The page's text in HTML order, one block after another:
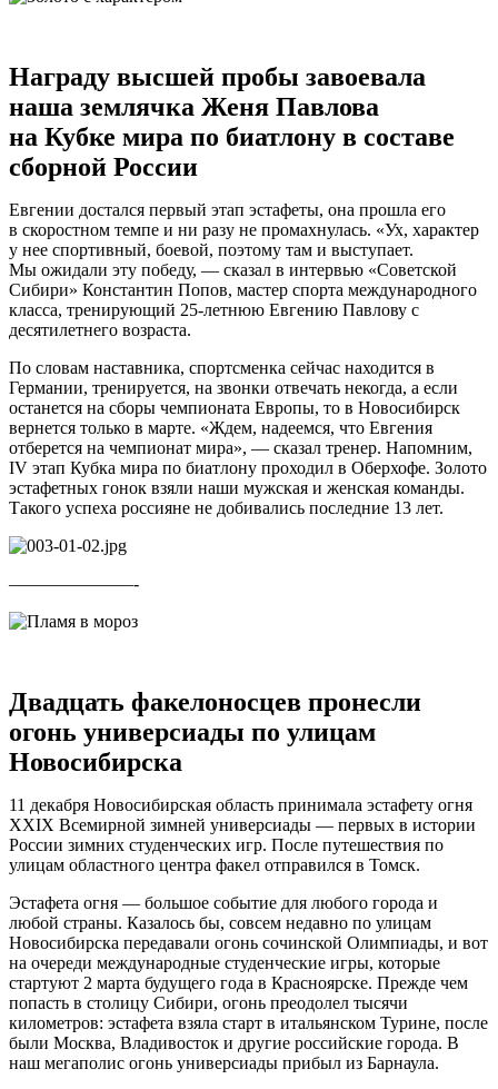
Награду высшей пробы завоевала
наша землячка Женя Павлова
на Кубке мира по биатлону в составе
сборной России
Евгении достался первый этап эстафеты, она прошла его
в скоростном темпе и ни разу не промахнулась. «Ух, характер
у нее спортивный, боевой, поэтому там и выступает.
Мы ожидали эту победу, — сказал в интервью «Советской
Сибири» Константин Попов, мастер спорта международного
класса, тренирующий 25-летнюю Евгению Павлову с
десятилетнего возраста.
По словам наставника, спортсменка сейчас находится в
Германии, тренируется, на звонки отвечать некогда, а если
останется на сборы чемпионата Европы, то в Новосибирск
вернется только в марте. «Ждем, надеемся, что Евгения
отберется на чемпионат мира», — сказал тренер. Напомним,
IV этап Кубка мира по биатлону проходил в Оберхофе. Золото
эстафетных гонок взяли наши мужская и женская команды.
Такого успеха россияне не добивались последние 13 лет.
———————-
Двадцать факелоносцев пронесли
огонь универсиады по улицам
Новосибирска
11 декабря Новосибирская область принимала эстафету огня
XXIX Всемирной зимней универсиады — первых в истории
России зимних студенческих игр. После путешествия по
улицам областного центра факел отправился в Томск.
Эстафета огня — большое событие для любого города и
любой страны. Казалось бы, совсем недавно по улицам
Новосибирска передавали огонь сочинской Олимпиады, и вот
на очереди международные студенческие игры, которые
стартуют 2 марта будущего года в Красноярске. Прежде чем
попасть в столицу Сибири, огонь преодолел тысячи
километров: эстафета взяла старт в итальянском Турине, после
были Москва, Владивосток и другие российские города. В
наш мегаполис огонь универсиады прибыл из Барнаула.